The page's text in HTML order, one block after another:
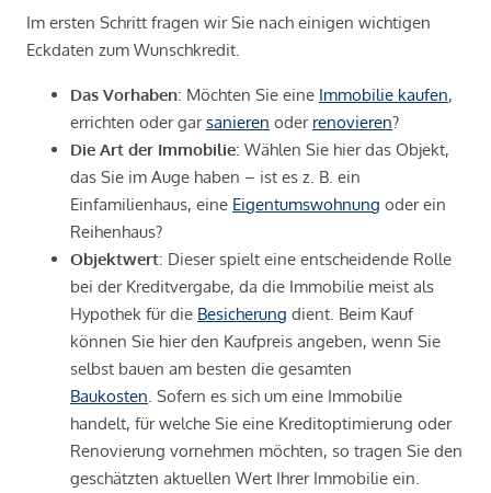
Im ersten Schritt fragen wir Sie nach einigen wichtigen
Eckdaten zum Wunschkredit.
Das Vorhaben: Möchten Sie eine Immobilie kaufen,
errichten oder garsanieren oder renovieren?
Die Art der Immobilie: Wählen Sie hier das Objekt,
das Sie im Auge haben – ist es z. B. ein
Einfamilienhaus, eine Eigentumswohnung oder ein
Reihenhaus?
Objektwert: Dieser spielt eine entscheidende Rolle
bei der Kreditvergabe, da die Immobilie meist als
Hypothek für die Besicherung dient. Beim Kauf
können Sie hier den Kaufpreis angeben, wenn Sie
selbst bauen am besten die gesamten
Baukosten . Sofern es sich um eine Immobilie
handelt, für welche Sie eine Kreditoptimierung oder
Renovierung vornehmen möchten, so tragen Sie den
geschätzten aktuellen Wert Ihrer Immobilie ein.